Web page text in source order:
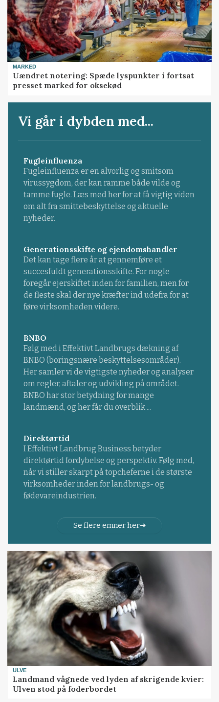
MARKED
Uændret notering: Spæde lyspunkter i fortsat
presset marked for oksekød
Vi går i dybden med...
Fugleinfluenza
Fugleinfluenza er en alvorlig og smitsom
virussygdom, der kan ramme både vilde og
tamme fugle. Læs med her for at få vigtig viden
om alt fra smittebeskyttelse og aktuelle
nyheder.
Generationsskifte og ejendomshandler
Det kan tage flere år at gennemføre et
succesfuldt generationsskifte. For nogle
foregår ejerskiftet inden for familien, men for
de fleste skal der nye kræfter ind udefra for at
føre virksomheden videre.
BNBO
Følg med i Effektivt Landbrugs dækning af
BNBO (boringsnære beskyttelsesområder).
Her samler vi de vigtigste nyheder og analyser
om regler, aftaler og udvikling på området.
BNBO har stor betydning for mange
landmænd, og her får du overblik ...
Direktørtid
I Effektivt Landbrug Business betyder
direktørtid fordybelse og perspektiv. Følg med,
når vi stiller skarpt på topcheferne i de største
virksomheder inden for landbrugs- og
fødevareindustrien.
Se flere emner her
ULVE
Landmand vågnede ved lyden af skrigende kvier:
Ulven stod på foderbordet